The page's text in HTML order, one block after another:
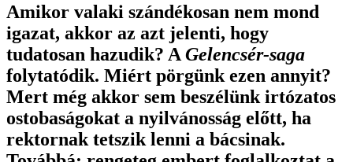
Amikor valaki szándékosan nem mond
igazat, akkor az azt jelenti, hogy
tudatosan hazudik? A Gelencsér-saga
folytatódik. Miért pörgünk ezen annyit?
Mert még akkor sem beszélünk irtózatos
ostobaságokat a nyilvánosság előtt, ha
rektornak tetszik lenni a bácsinak.